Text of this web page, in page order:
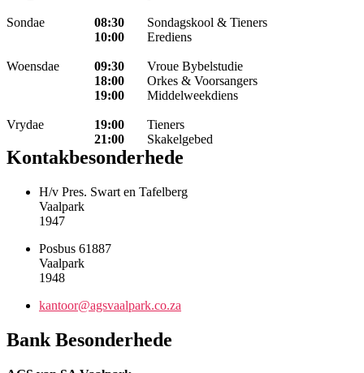
Sondae
Woensdae
Vrydae
08:30
10:00
09:30
18:00
19:00
19:00
21:00
Sondagskool & Tieners
Erediens
Vroue Bybelstudie
Orkes & Voorsangers
Middelweekdiens
Tieners
Skakelgebed
Kontakbesonderhede
H/v Pres. Swart en Tafelberg
Vaalpark
1947
Posbus 61887
Vaalpark
1948
kantoor@agsvaalpark.co.za
Bank Besonderhede